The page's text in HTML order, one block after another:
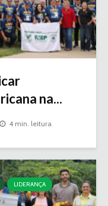
na...
4 min. leitura
LIDERANÇA